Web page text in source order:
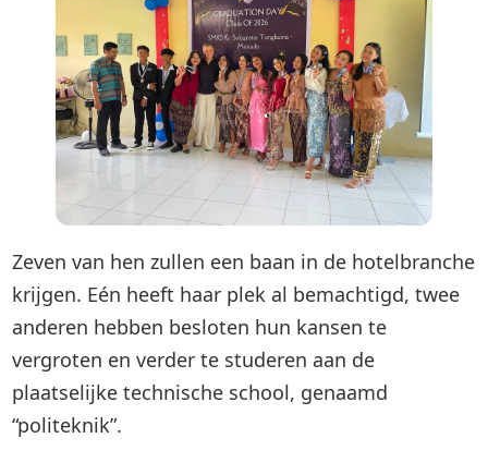
Zeven van hen zullen een baan in de hotelbranche
krijgen. Eén heeft haar plek al bemachtigd, twee
anderen hebben besloten hun kansen te
vergroten en verder te studeren aan de
plaatselijke technische school, genaamd
“politeknik”.